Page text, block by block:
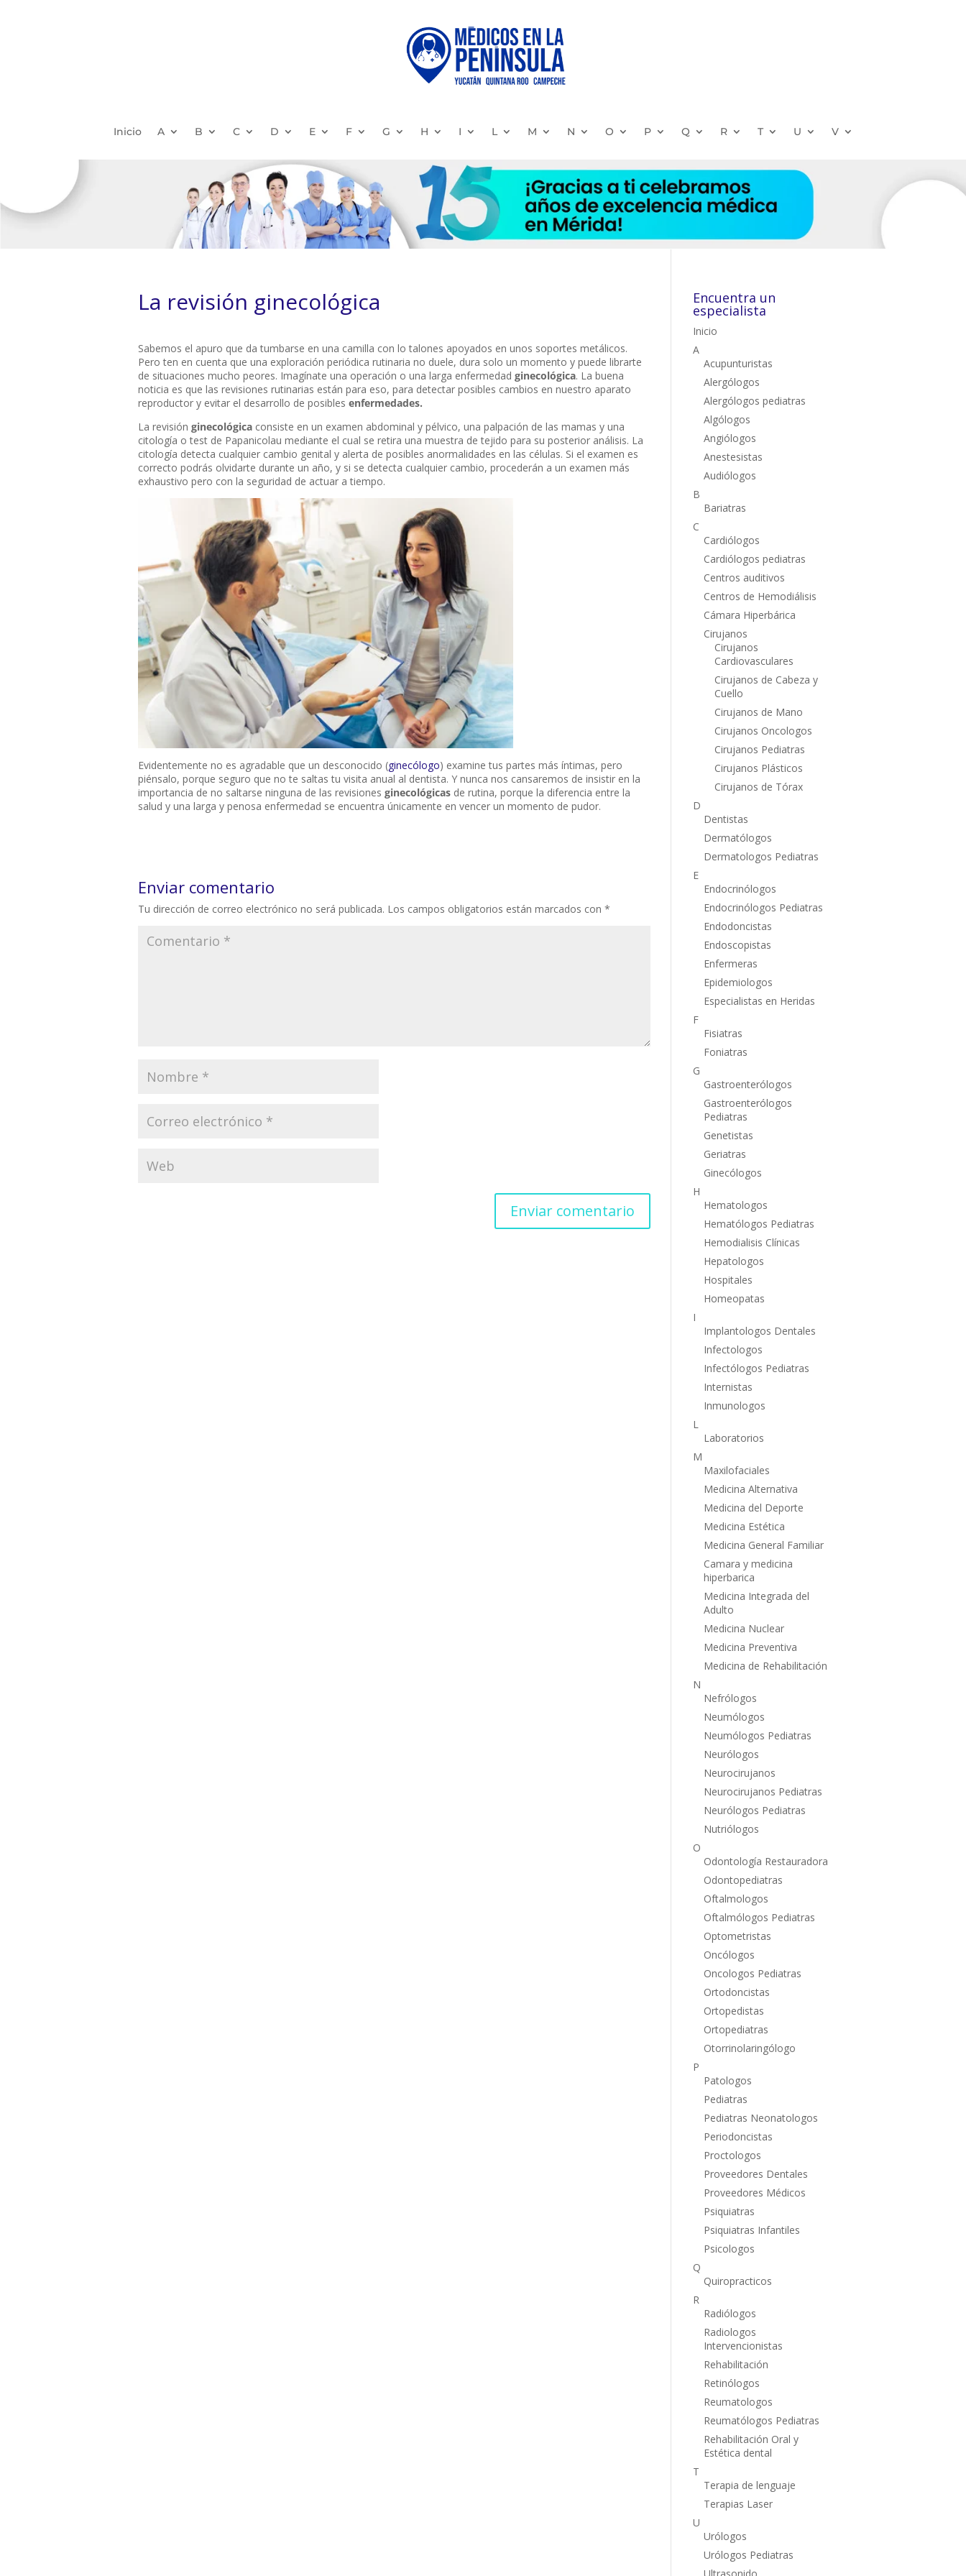
Inicio A B C D E F G H I L M N O P Q R T U V
La revisión ginecológica
Sabemos el apuro que da tumbarse en una camilla con lo talones apoyados en unos soportes metálicos.
Pero ten en cuenta que una exploración periódica rutinaria no duele, dura solo un momento y puede librarte
de situaciones mucho peores. Imagínate una operación o una larga enfermedad ginecológica. La buena
noticia es que las revisiones rutinarias están para eso, para detectar posibles cambios en nuestro aparato
reproductor y evitar el desarrollo de posibles enfermedades.
La revisión ginecológica consiste en un examen abdominal y pélvico, una palpación de las mamas y una
citología o test de Papanicolau mediante el cual se retira una muestra de tejido para su posterior análisis. La
citología detecta cualquier cambio genital y alerta de posibles anormalidades en las células. Si el examen es
correcto podrás olvidarte durante un año, y si se detecta cualquier cambio, procederán a un examen más
exhaustivo pero con la seguridad de actuar a tiempo.
Evidentemente no es agradable que un desconocido (ginecólogo) examine tus partes más íntimas, pero
piénsalo, porque seguro que no te saltas tu visita anual al dentista. Y nunca nos cansaremos de insistir en la
importancia de no saltarse ninguna de las revisiones ginecológicas de rutina, porque la diferencia entre la
salud y una larga y penosa enfermedad se encuentra únicamente en vencer un momento de pudor.
Enviar comentario
Tu dirección de correo electrónico no será publicada. Los campos obligatorios están marcados con *
Encuentra un
especialista
Inicio
A
Acupunturistas
Alergólogos
Alergólogos pediatras
Algólogos
Angiólogos
Anestesistas
Audiólogos
B
Bariatras
C
Cardiólogos
Cardiólogos pediatras
Centros auditivos
Centros de Hemodiálisis
Cámara Hiperbárica
Cirujanos
Cirujanos
Cardiovasculares
Cirujanos de Cabeza y
Cuello
Cirujanos de Mano
Cirujanos Oncologos
Cirujanos Pediatras
Cirujanos Plásticos
Cirujanos de Tórax
D
Dentistas
Dermatólogos
Dermatologos Pediatras
E
Endocrinólogos
Endocrinólogos Pediatras
Endodoncistas
Endoscopistas
Enfermeras
Epidemiologos
Especialistas en Heridas
F
Fisiatras
Foniatras
G
Gastroenterólogos
Gastroenterólogos
Pediatras
Genetistas
Geriatras
Ginecólogos
H
Hematologos
Hematólogos Pediatras
Hemodialisis Clínicas
Hepatologos
Hospitales
Homeopatas
I
Implantologos Dentales
Infectologos
Infectólogos Pediatras
Internistas
Inmunologos
L
Laboratorios
M
Maxilofaciales
Medicina Alternativa
Medicina del Deporte
Medicina Estética
Medicina General Familiar
Camara y medicina
hiperbarica
Medicina Integrada del
Adulto
Medicina Nuclear
Medicina Preventiva
Medicina de Rehabilitación
N
Nefrólogos
Neumólogos
Neumólogos Pediatras
Neurólogos
Neurocirujanos
Neurocirujanos Pediatras
Neurólogos Pediatras
Nutriólogos
O
Odontología Restauradora
Odontopediatras
Oftalmologos
Oftalmólogos Pediatras
Optometristas
Oncólogos
Oncologos Pediatras
Ortodoncistas
Ortopedistas
Ortopediatras
Otorrinolaringólogo
P
Patologos
Pediatras
Pediatras Neonatologos
Periodoncistas
Proctologos
Proveedores Dentales
Proveedores Médicos
Psiquiatras
Psiquiatras Infantiles
Psicologos
Q
Quiropracticos
R
Radiólogos
Radiologos
Intervencionistas
Rehabilitación
Retinólogos
Reumatologos
Reumatólogos Pediatras
Rehabilitación Oral y
Estética dental
T
Terapia de lenguaje
Terapias Laser
U
Urólogos
Urólogos Pediatras
Ultrasonido